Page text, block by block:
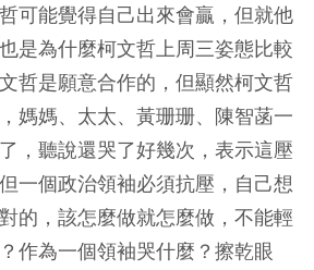
可能覺得自己出來會贏，但就他
是為什麼柯文哲上周三姿態比較
哲是願意合作的，但顯然柯文哲
媽媽、太太、黃珊珊、陳智菡一
，聽說還哭了好幾次，表示這壓
一個政治領袖必須抗壓，自己想
的，該怎麼做就怎麼做，不能輕
作為一個領袖哭什麼？擦乾眼